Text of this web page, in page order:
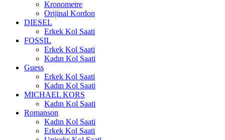
Kronometre
Orijinal Kordon
DIESEL
Erkek Kol Saati
FOSSIL
Erkek Kol Saati
Kadın Kol Saati
Guess
Erkek Kol Saati
Kadın Kol Saati
MICHAEL KORS
Kadın Kol Saati
Romanson
Kadın Kol Saati
Erkek Kol Saati